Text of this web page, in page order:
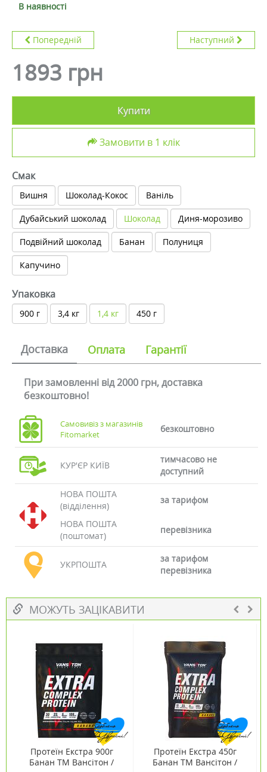
В наявності
Попередній Наступний
1893 грн
Купити
Замовити в 1 клік
Смак
Вишня Шоколад-Кокос Ваніль
Дубайський шоколад Шоколад Диня-морозиво
Подвійний шоколад Банан Полуниця
Капучино
Упаковка
900 г 3,4 кг 1,4 кг 450 г
Доставка Оплата Гарантії
При замовленні від 2000 грн, доставка
безкоштовно!
Самовивіз з магазинів
Fitomarket
безкоштовно
КУР'ЄР КИЇВ
тимчасово не
доступний
НОВА ПОШТА
(відділення)
за тарифом
НОВА ПОШТА
(поштомат)
перевізника
УКРПОШТА
за тарифом
перевізника
МОЖУТЬ ЗАЦІКАВИТИ
Протеїн Екстра 900г
Банан ТМ Вансітон /
Протеїн Екстра 450г
Банан ТМ Вансітон /